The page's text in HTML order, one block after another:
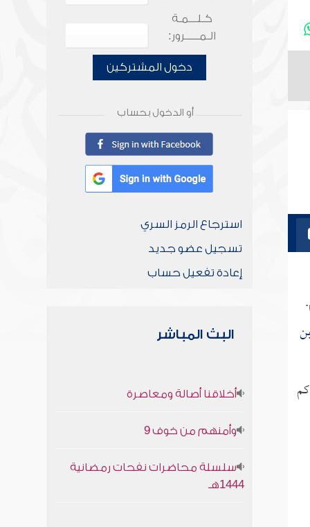
كـلـــمـة
الـمـــــرور:
دخول المشتركين
أو الدخول بحساب
استرجاع الرمز السري
تسجيل عضو جديد
إعادة تفعيل حساب
البث المباشر
أخلاقنا أصالة ومعاصرة
وأمنهم من خوف 9
سلسلة محاضرات نفحات رمضانية
1444هـ